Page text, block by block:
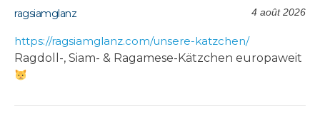
ragsiamglanz 4 août 2026
https://ragsiamglanz.com/unsere-katzchen/
Ragdoll-, Siam- & Ragamese-Kätzchen europaweit